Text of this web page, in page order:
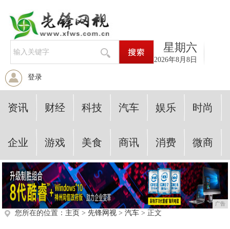
星期六
2026年8月8日
登录
资讯 财经 科技 汽车 娱乐 时尚
企业 游戏 美食 商讯 消费 微商
广告
您所在的位置： 主页 > 先锋网视> 汽车> 正文